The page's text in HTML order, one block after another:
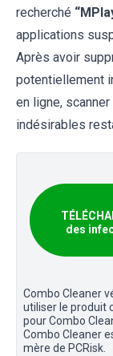
recherché
applications
Après avoir
potentiellement
en ligne,
indésirables
des
Combo Cleaner
utiliser le produit
pour Combo
Combo Cleaner
mère de PCRisk.